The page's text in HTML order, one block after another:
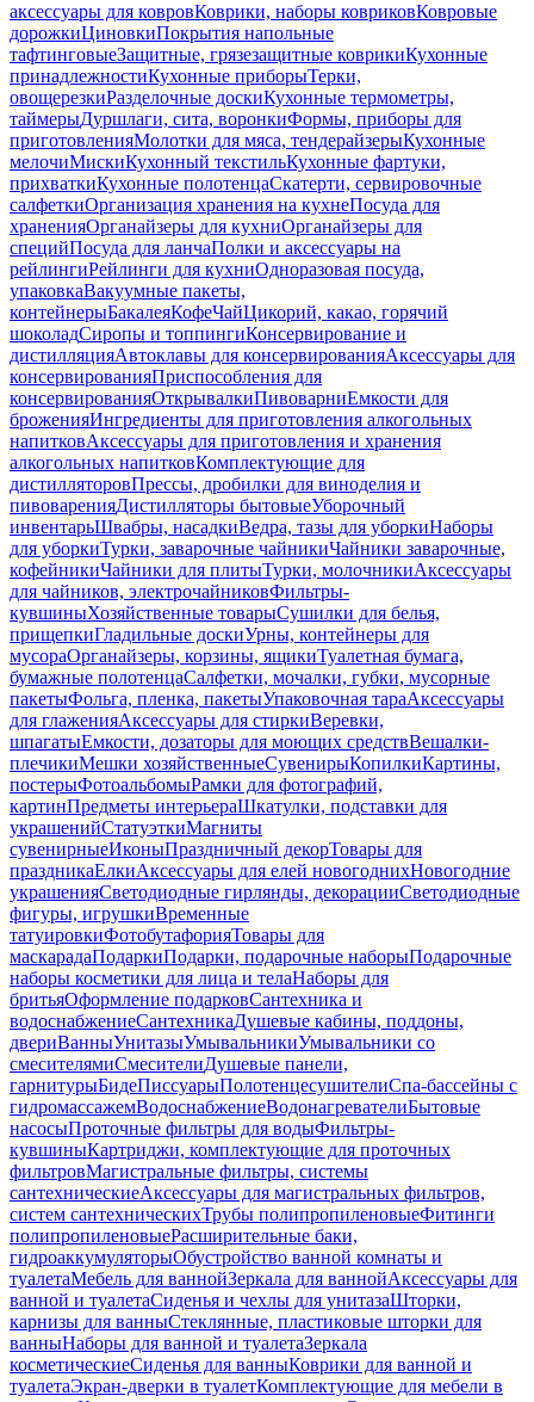
аксессуары для ковровКоврики, наборы ковриковКовровые
дорожкиЦиновкиПокрытия напольные
тафтинговыеЗащитные, грязезащитные коврикиКухонные
принадлежностиКухонные приборыТерки,
овощерезкиРазделочные доскиКухонные термометры,
таймерыДуршлаги, сита, воронкиФормы, приборы для
приготовленияМолотки для мяса, тендерайзерыКухонные
мелочиМискиКухонный текстильКухонные фартуки,
прихваткиКухонные полотенцаСкатерти, сервировочные
салфеткиОрганизация хранения на кухнеПосуда для
храненияОрганайзеры для кухниОрганайзеры для
специйПосуда для ланчаПолки и аксессуары на
рейлингиРейлинги для кухниОдноразовая посуда,
упаковкаВакуумные пакеты,
контейнерыБакалеяКофеЧайЦикорий, какао, горячий
шоколадСиропы и топпингиКонсервирование и
дистилляцияАвтоклавы для консервированияАксессуары для
консервированияПриспособления для
консервированияОткрывалкиПивоварниЕмкости для
броженияИнгредиенты для приготовления алкогольных
напитковАксессуары для приготовления и хранения
алкогольных напитковКомплектующие для
дистилляторовПрессы, дробилки для виноделия и
пивоваренияДистилляторы бытовыеУборочный
инвентарьШвабры, насадкиВедра, тазы для уборкиНаборы
для уборкиТурки, заварочные чайникиЧайники заварочные,
кофейникиЧайники для плитыТурки, молочникиАксессуары
для чайников, электрочайниковФильтры-
кувшиныХозяйственные товарыСушилки для белья,
прищепкиГладильные доскиУрны, контейнеры для
мусораОрганайзеры, корзины, ящикиТуалетная бумага,
бумажные полотенцаСалфетки, мочалки, губки, мусорные
пакетыФольга, пленка, пакетыУпаковочная тараАксессуары
для глаженияАксессуары для стиркиВеревки,
шпагатыЕмкости, дозаторы для моющих средствВешалки-
плечикиМешки хозяйственныеСувенирыКопилкиКартины,
постерыФотоальбомыРамки для фотографий,
картинПредметы интерьераШкатулки, подставки для
украшенийСтатуэткиМагниты
сувенирныеИконыПраздничный декорТовары для
праздникаЕлкиАксессуары для елей новогоднихНовогодние
украшенияСветодиодные гирлянды, декорацииСветодиодные
фигуры, игрушкиВременные
татуировкиФотобутафорияТовары для
маскарадаПодаркиПодарки, подарочные наборыПодарочные
наборы косметики для лица и телаНаборы для
бритьяОформление подарковСантехника и
водоснабжениеСантехникаДушевые кабины, поддоны,
двериВанныУнитазыУмывальникиУмывальники со
смесителямиСмесителиДушевые панели,
гарнитурыБидеПиссуарыПолотенцесушителиСпа-бассейны с
гидромассажемВодоснабжениеВодонагревателиБытовые
насосыПроточные фильтры для водыФильтры-
кувшиныКартриджи, комплектующие для проточных
фильтровМагистральные фильтры, системы
сантехническиеАксессуары для магистральных фильтров,
систем сантехническихТрубы полипропиленовыеФитинги
полипропиленовыеРасширительные баки,
гидроаккумуляторыОбустройство ванной комнаты и
туалетаМебель для ваннойЗеркала для ваннойАксессуары для
ванной и туалетаСиденья и чехлы для унитазаШторки,
карнизы для ванныСтеклянные, пластиковые шторки для
ванныНаборы для ванной и туалетаЗеркала
косметическиеСиденья для ванныКоврики для ванной и
туалетаЭкран-дверки в туалетКомплектующие для мебели в